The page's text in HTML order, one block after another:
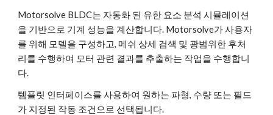
Motorsolve BLDC는 자동화 된 유한 요소 분석 시뮬레이션
을 기반으로 기계 성능을 계산합니다. Motorsolve가 사용자
를 위해 모델을 구성하고, 메쉬 상세 검색 및 광범위한 후처
리를 수행하여 모터 관련 결과를 추출하는 작업을 수행합니
다.
템플릿 인터페이스를 사용하여 원하는 파형, 수량 또는 필드
가 지정된 작동 조건으로 선택됩니다.